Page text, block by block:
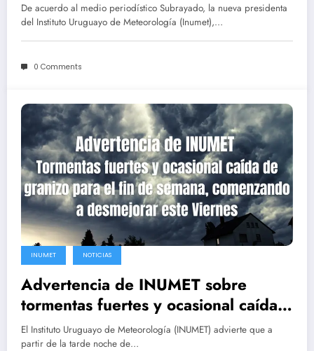
De acuerdo al medio periodístico Subrayado, la nueva presidenta
del Instituto Uruguayo de Meteorología (Inumet),…
0 Comments
INUMET NOTICIAS
Advertencia de INUMET sobre
tormentas fuertes y ocasional caída
de granizo para el fin de semana
El Instituto Uruguayo de Meteorología (INUMET) advierte que a
partir de la tarde noche de…